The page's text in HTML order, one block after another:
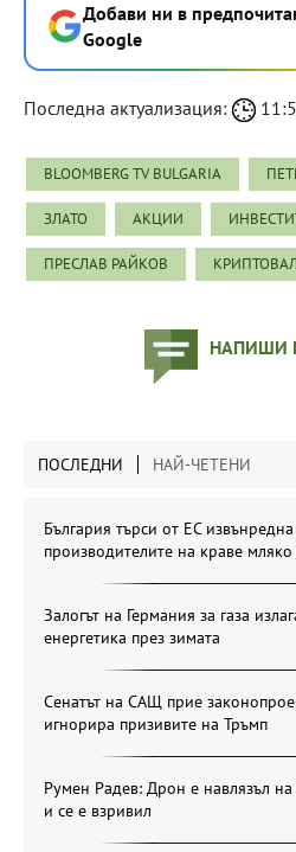
Добави ни в
Google
Последна актуализация:
BLOOMBERG TV BULGARIA
ЗЛАТО АКЦИИ
ПРЕСЛАВ РАЙКОВ
НАПИШИ
ПОСЛЕДНИ НАЙ-ЧЕТЕНИ
България търси от ЕС
производителите на краве
Залогът на Германия за газа
енергетика през зимата
Сенатът на САЩ прие
игнорира призивите на Тръмп
Румен Радев: Дрон е навлязъл
и се е взривил